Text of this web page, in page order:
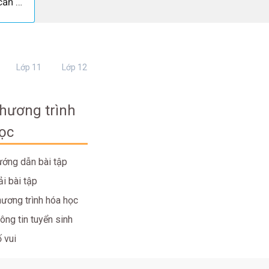
Lớp 11 Lớp 12
trình
dẫn bài tập
bài tập
trình hóa học
tin tuyển sinh
vui